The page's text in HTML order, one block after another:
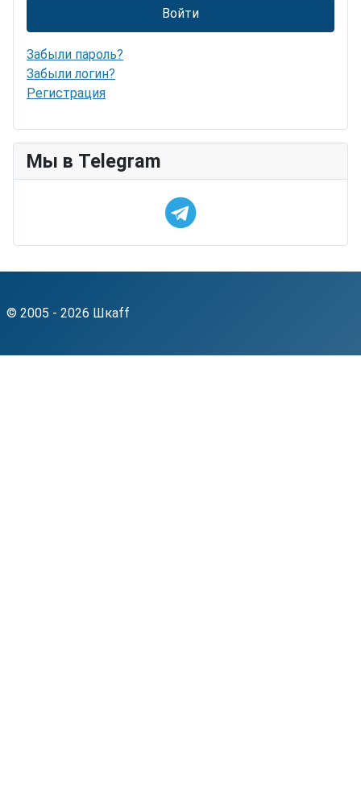
Войти
Забыли пароль?
Забыли логин?
Регистрация
Мы в Telegram
© 2005 - 2026 Шкаff